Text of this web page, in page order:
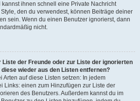
ihnen schnell eine Private Nachricht
den du verwendest, können Beiträge deiner
sein. Wenn du einen Benutzer ignorierst, dann
nicht.
Liste der Freunde oder zur Liste der ignorierten
wieder aus den Listen entfernen?
Arten auf diese Listen setzen: In jedem
Links: einen zum Hinzufügen zur Liste der
des Benutzers. Außerdem kannst du im